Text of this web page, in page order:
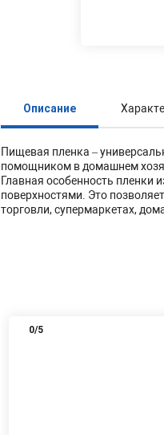
Описание
Пищевая пленка –
помощником в домашнем
Главная особенность пленки
поверхностями. Это
торговли, супермаркетах,
0/5